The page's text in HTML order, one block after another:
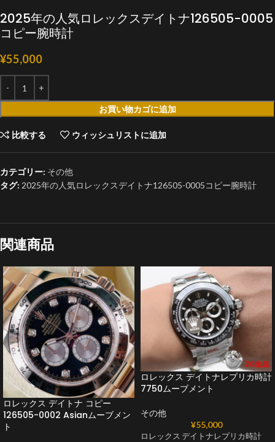
2025年の人気ロレックスデイトナ126505-0005
コピー腕時計
¥55,000
お買い物カゴに追加
比較する ウィッシュリストに追加
カテゴリー: その他
タグ: 2025年の人気ロレックスデイトナ126505-0005コピー腕時計
関連商品
ロレックス デイトナ コピー
126505-0002 Asianムーブメン
ト
ロレックス デイトナレプリカ時計
7750ムーブメント
その他
¥55,000
ロレックス デイトナレプリカ時計